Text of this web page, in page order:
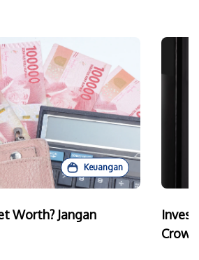
Keuangan
Worth? Jangan